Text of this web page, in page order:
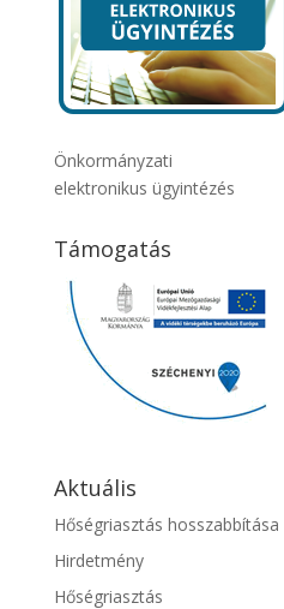
Önkormányzati
elektronikus ügyintézés
Támogatás
Aktuális
Hőségriasztás hosszabbítása
Hirdetmény
Hőségriasztás